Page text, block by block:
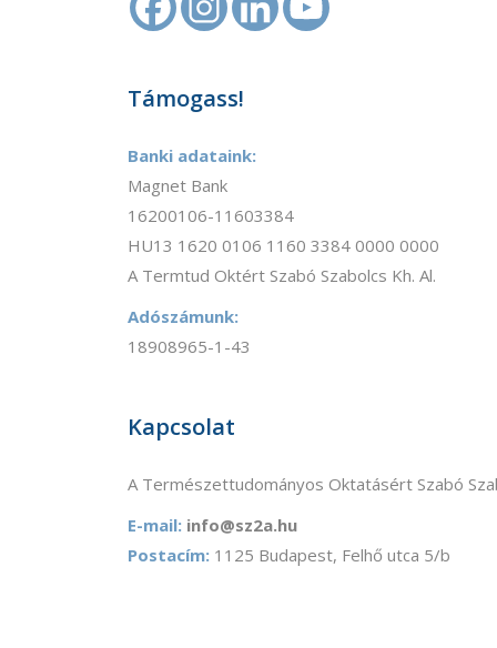
Támogass!
Banki adataink:
Magnet Bank
16200106-11603384
HU13 1620 0106 1160 3384 0000 0000
A Termtud Oktért Szabó Szabolcs Kh. Al.
Adószámunk:
18908965-1-43
Kapcsolat
A Természettudományos Oktatásért Szabó
E-mail: info@sz2a.hu
Postacím: 1125 Budapest, Felhő utca 5/b